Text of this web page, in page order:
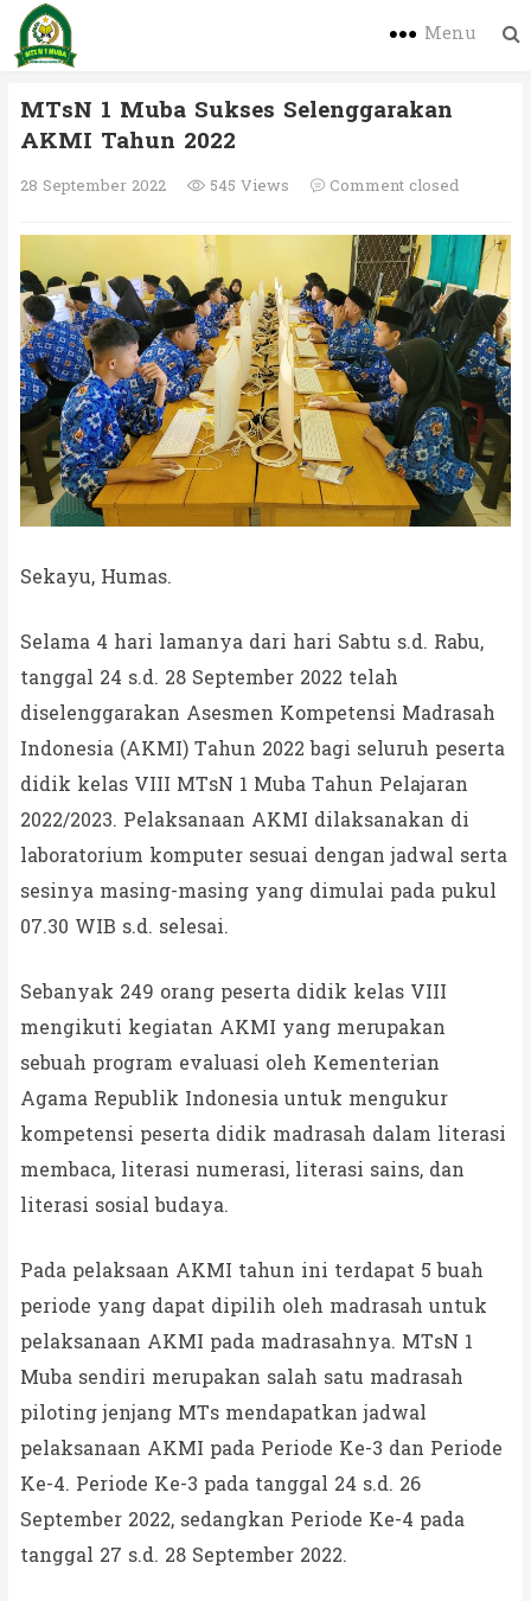
Menu
MTsN 1 Muba Sukses Selenggarakan
AKMI Tahun 2022
28 September 2022 545 Views Comment closed
Sekayu, Humas.
Selama 4 hari lamanya dari hari Sabtu s.d. Rabu,
tanggal 24 s.d. 28 September 2022 telah
diselenggarakan Asesmen Kompetensi Madrasah
Indonesia (AKMI) Tahun 2022 bagi seluruh peserta
didik kelas VIII MTsN 1 Muba Tahun Pelajaran
2022/2023. Pelaksanaan AKMI dilaksanakan di
laboratorium komputer sesuai dengan jadwal serta
sesinya masing-masing yang dimulai pada pukul
07.30 WIB s.d. selesai.
Sebanyak 249 orang peserta didik kelas VIII
mengikuti kegiatan AKMI yang merupakan
sebuah program evaluasi oleh Kementerian
Agama Republik Indonesia untuk mengukur
kompetensi peserta didik madrasah dalam literasi
membaca, literasi numerasi, literasi sains, dan
literasi sosial budaya.
Pada pelaksaan AKMI tahun ini terdapat 5 buah
periode yang dapat dipilih oleh madrasah untuk
pelaksanaan AKMI pada madrasahnya. MTsN 1
Muba sendiri merupakan salah satu madrasah
piloting jenjang MTs mendapatkan jadwal
pelaksanaan AKMI pada Periode Ke-3 dan Periode
Ke-4. Periode Ke-3 pada tanggal 24 s.d. 26
September 2022, sedangkan Periode Ke-4 pada
tanggal 27 s.d. 28 September 2022.